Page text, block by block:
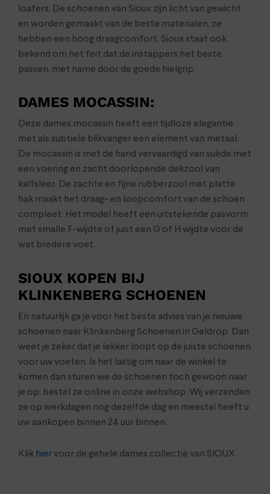
loafers. De schoenen van Sioux zijn licht van gewicht
en worden gemaakt van de beste materialen, ze
hebben een hoog draagcomfort. Sioux staat ook
bekend om het feit dat de instappers het beste
passen, met name door de goede hielgrip.
DAMES MOCASSIN:
Deze dames mocassin heeft een tijdloze elegantie
met als subtiele blikvanger een element van metaal.
De mocassin is met de hand vervaardigd van suède met
een voering en zacht doorlopende dekzool van
kalfsleer. De zachte en fijne rubberzool met platte
hak maakt het draag- en loopcomfort van de schoen
compleet. Het model heeft een uitstekende pasvorm
met smalle F-wijdte of juist een G of H wijdte voor de
wat bredere voet.
SIOUX KOPEN BIJ
KLINKENBERG SCHOENEN
En natuurlijk ga je voor het beste advies van je nieuwe
schoenen naar Klinkenberg Schoenen in Geldrop. Dan
weet je zeker dat je lekker loopt op de juiste schoenen
voor uw voeten. Is het lastig om naar de winkel te
komen dan sturen we de schoenen toch gewoon naar
je op: bestel ze online in onze webshop. Wij verzenden
ze op werkdagen nog dezelfde dag en meestal heeft u
uw aankopen binnen 24 uur binnen.
Klik hiervoor de gehele dames collectie van SIOUX